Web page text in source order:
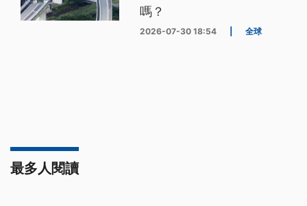
嗎？
2026-07-30 18:54 全球
最多人閱讀